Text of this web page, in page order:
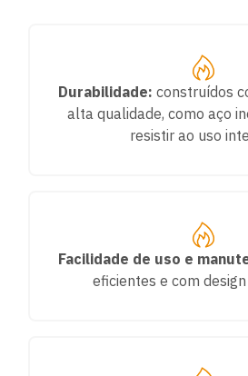
Durabilidade: construídos
alta qualidade, como aço
resistir ao uso
Facilidade de uso e
eficientes e com